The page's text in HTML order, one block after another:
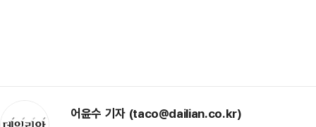
어윤수 기자 (taco@dailian.co.kr)